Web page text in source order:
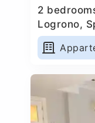
2
Logrono,